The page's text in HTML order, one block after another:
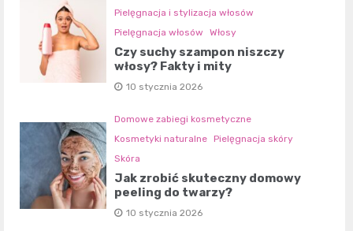
Pielęgnacja i stylizacja włosów
Pielęgnacja włosów
Włosy
Czy suchy szampon niszczy
włosy? Fakty i mity
10 stycznia 2026
Domowe zabiegi kosmetyczne
Kosmetyki naturalne Pielęgnacja skóry
Skóra
Jak zrobić skuteczny domowy
peeling do twarzy?
10 stycznia 2026